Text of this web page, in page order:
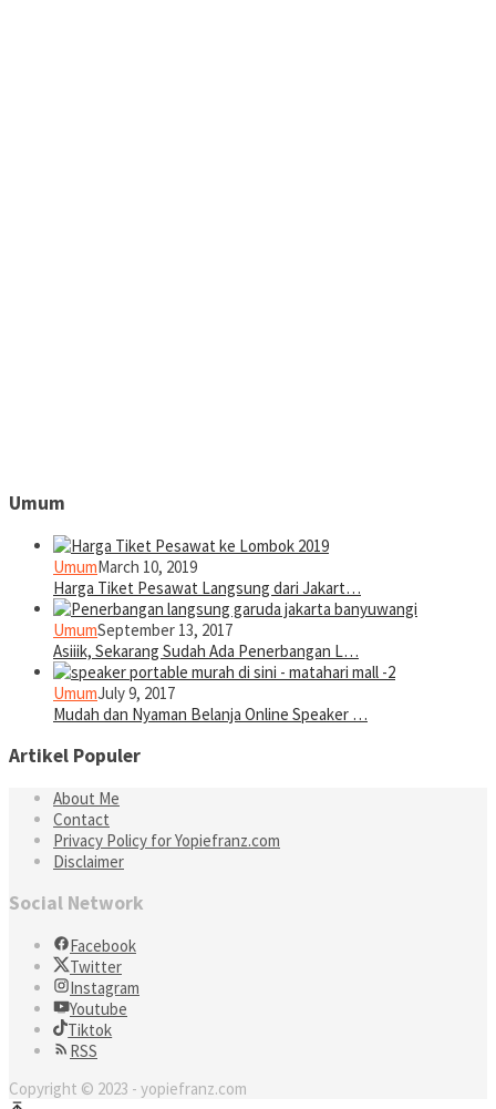
Umum
UmumMarch 10, 2019
Harga Tiket Pesawat Langsung dari Jakart…
UmumSeptember 13, 2017
Asiiik, Sekarang Sudah Ada Penerbangan L…
UmumJuly 9, 2017
Mudah dan Nyaman Belanja Online Speaker …
Artikel Populer
About Me
Contact
Privacy Policy for Yopiefranz.com
Disclaimer
Social Network
Facebook
Twitter
Instagram
Youtube
Tiktok
RSS
Copyright © 2023 - yopiefranz.com